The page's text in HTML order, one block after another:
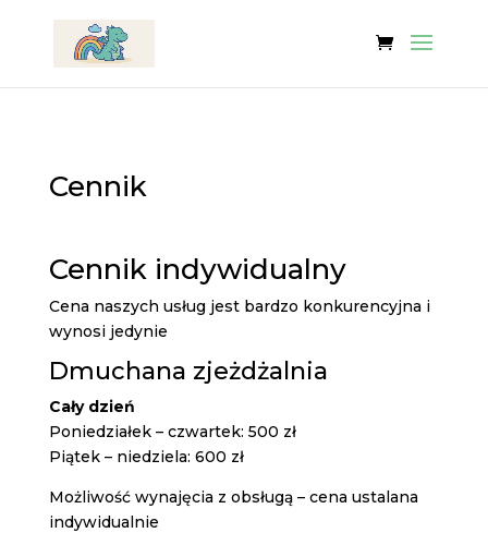
Cennik
Cennik indywidualny
Cena naszych usług jest bardzo konkurencyjna i
wynosi jedynie
Dmuchana zjeżdżalnia
Cały dzień
Poniedziałek – czwartek: 500 zł
Piątek – niedziela: 600 zł
Możliwość wynajęcia z obsługą – cena ustalana
indywidualnie